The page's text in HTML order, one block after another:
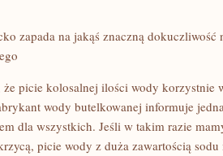
zapada na jakąś znaczną
że picie kolosalnej ilości wody korzystnie
wody butelkowanej informuje
dla wszystkich. Jeśli w takim razie
picie wody z duża zawartością